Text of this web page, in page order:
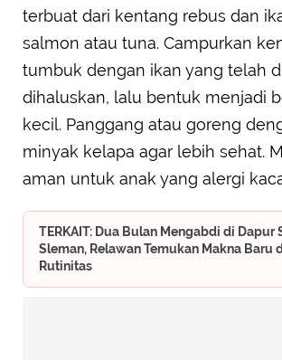
terbuat dari kentang rebus dan
salmon atau tuna. Campurkan
tumbuk dengan ikan yang telah
dihaluskan, lalu bentuk menjadi
kecil. Panggang atau goreng
minyak kelapa agar lebih sehat.
aman untuk anak yang alergi
TERKAIT: Dua Bulan Mengabdi di Dapur
Sleman, Relawan Temukan Makna Baru
Rutinitas